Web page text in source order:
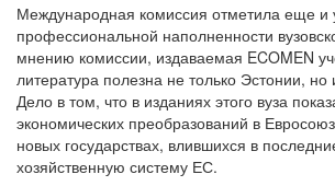
Международная комиссия отметила еще и
профессиональной наполненности
мнению комиссии, издаваемая ECOMEN
литература полезна не только Эстонии,
Дело в том, что в изданиях этого вуза
экономических преобразований в
новых государствах, влившихся в
хозяйственную систему ЕС.